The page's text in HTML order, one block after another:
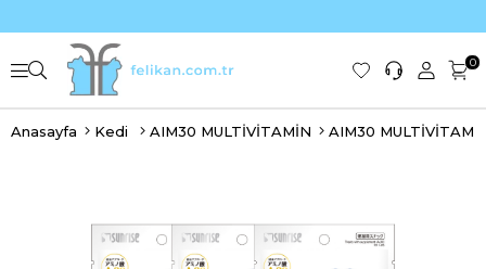
0
Anasayfa Kedi AIM30 MULTİVİTAMİN AIM30